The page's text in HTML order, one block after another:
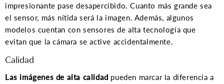
impresionante pase desapercibido. Cuanto más grande sea
el sensor, más nítida será la imagen. Además, algunos
modelos cuentan con sensores de alta tecnología que
evitan que la cámara se active accidentalmente.
Calidad
Las imágenes de alta calidad pueden marcar la diferencia a